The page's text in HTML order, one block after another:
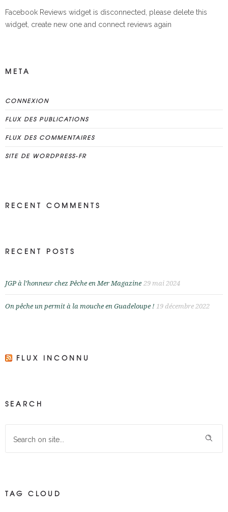
Facebook Reviews widget is disconnected, please delete this
widget, create new one and connect reviews again
META
CONNEXION
FLUX DES PUBLICATIONS
FLUX DES COMMENTAIRES
SITE DE WORDPRESS-FR
RECENT COMMENTS
RECENT POSTS
JGP à l’honneur chez Pêche en Mer Magazine 29 mai 2024
On pêche un permit à la mouche en Guadeloupe ! 19 décembre 2022
FLUX INCONNU
SEARCH
TAG CLOUD